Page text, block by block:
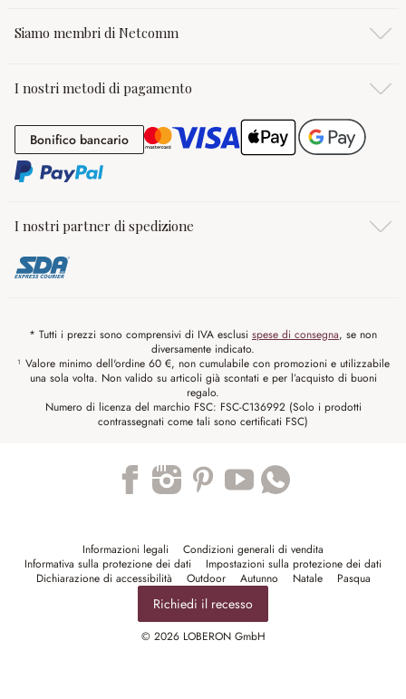
Siamo membri di Netcomm
I nostri metodi di pagamento
Bonifico bancarioBonifico bancario
I nostri partner di spedizione
* Tutti i prezzi sono comprensivi di IVA esclusi spese di consegna, se non
diversamente indicato.
¹ Valore minimo dell'ordine 60 €, non cumulabile con promozioni e utilizzabile
una sola volta. Non valido su articoli già scontati e per l’acquisto di buoni
regalo.
Numero di licenza del marchio FSC: FSC-C136992 (Solo i prodotti
contrassegnati come tali sono certificati FSC)
Informazioni legali
Condizioni generali di vendita
Informativa sulla protezione dei dati
Impostazioni sulla protezione dei dati
Dichiarazione di accessibilità
Outdoor Autunno Natale Pasqua
Richiedi il recesso
© 2026 LOBERON GmbH